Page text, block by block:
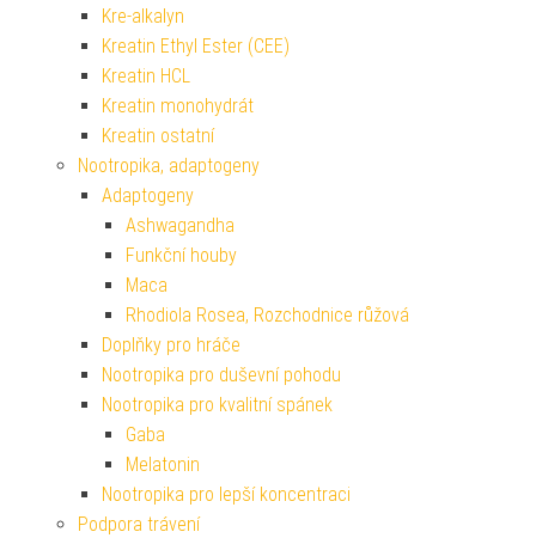
Kre-alkalyn
Kreatin Ethyl Ester (CEE)
Kreatin HCL
Kreatin monohydrát
Kreatin ostatní
Nootropika, adaptogeny
Adaptogeny
Ashwagandha
Funkční houby
Maca
Rhodiola Rosea, Rozchodnice růžová
Doplňky pro hráče
Nootropika pro duševní pohodu
Nootropika pro kvalitní spánek
Gaba
Melatonin
Nootropika pro lepší koncentraci
Podpora trávení